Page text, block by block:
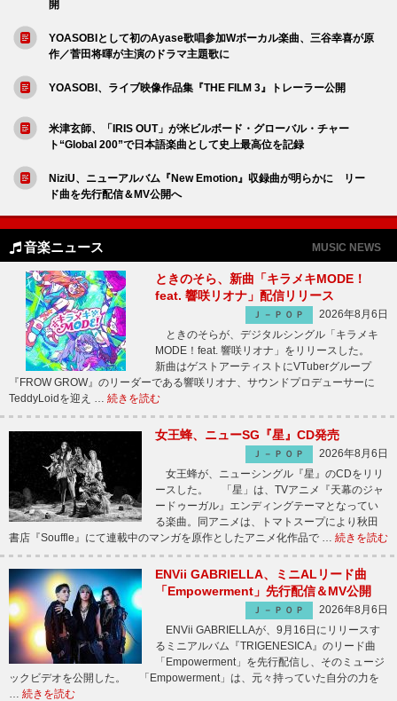
開
YOASOBIとして初のAyase歌唱参加Wボーカル楽曲、三谷幸喜が原
作／菅田将暉が主演のドラマ主題歌に
YOASOBI、ライブ映像作品集『THE FILM 3』トレーラー公開
米津玄師、「IRIS OUT」が米ビルボード・グローバル・チャー
ト“Global 200”で日本語楽曲として史上最高位を記録
NiziU、ニューアルバム『New Emotion』収録曲が明らかに リー
ド曲を先行配信＆MV公開へ
音楽ニュース MUSIC NEWS
ときのそら、新曲「キラメキMODE！
feat. 響咲リオナ」配信リリース
Ｊ－ＰＯＰ
2026年8月6日
ときのそらが、デジタルシングル「キラメキ
MODE！feat. 響咲リオナ」をリリースした。
新曲はゲストアーティストにVTuberグループ
『FROW GROW』のリーダーである響咲リオナ、サウンドプロデューサーに
TeddyLoidを迎え … 続きを読む
女王蜂、ニューSG『星』CD発売
Ｊ－ＰＯＰ
2026年8月6日
女王蜂が、ニューシングル『星』のCDをリリ
ースした。 「星」は、TVアニメ『天幕のジャ
ードゥーガル』エンディングテーマとなってい
る楽曲。同アニメは、トマトスープにより秋田
書店『Souffle』にて連載中のマンガを原作としたアニメ化作品で … 続きを読む
ENVii GABRIELLA、ミニALリード曲
「Empowerment」先行配信＆MV公開
Ｊ－ＰＯＰ
2026年8月6日
ENVii GABRIELLAが、9月16日にリリースす
るミニアルバム『TRIGENESICA』のリード曲
「Empowerment」を先行配信し、そのミュージ
ックビデオを公開した。 「Empowerment」は、元々持っていた自分の力を
… 続きを読む